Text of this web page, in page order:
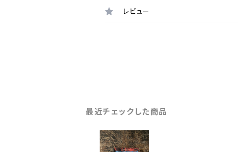
レビュー
最近チェックした商品